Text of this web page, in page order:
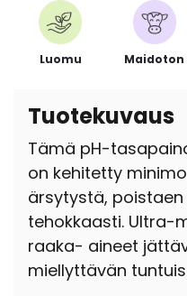
Luomu Maidoton
Tuotekuvaus
Tämä pH-
on kehitetty
ärsytystä, poistaen
tehokkaasti. Ultra-
raaka- aineet
miellyttävän